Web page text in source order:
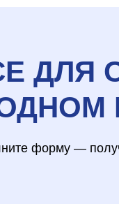
ДЛЯ
форму —